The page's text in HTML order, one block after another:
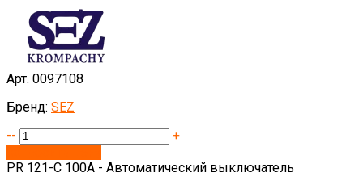
Арт. 0097108
Бренд: SEZ
--
+
PR 121-C 100A - Автоматический выключатель